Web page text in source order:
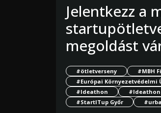
Jelentkezz a
megoldást
#ötletverseny #MBH
#Európai Környezetvédelmi
#Ideathon
#Ideathon
#StartITup Győr